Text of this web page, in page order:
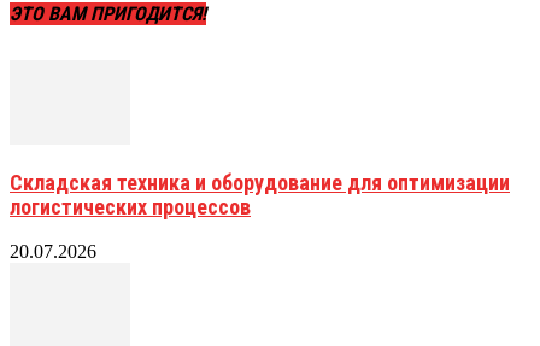
ЭТО ВАМ ПРИГОДИТСЯ!
Складская техника и оборудование для оптимизации
логистических процессов
20.07.2026